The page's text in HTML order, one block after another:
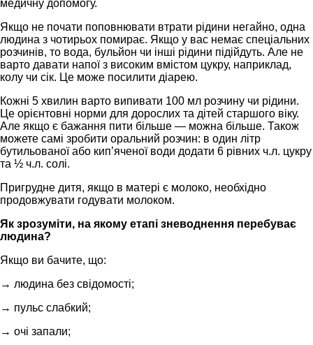
медичну допомогу.
Якщо не почати поповнювати втрати рідини негайно, одна
людина з чотирьох помирає. Якщо у вас немає спеціальних
розчинів, то вода, бульйон чи інші рідини підійдуть. Але не
варто давати напої з високим вмістом цукру, наприклад,
колу чи сік. Це може посилити діарею.
Кожні 5 хвилин варто випивати 100 мл розчину чи рідини.
Це орієнтовні норми для дорослих та дітей старшого віку.
Але якщо є бажання пити більше — можна більше. Також
можете самі зробити оральний розчин: в один літр
бутильованої або кип’яченої води додати 6 рівних ч.л. цукру
та ½ ч.л. солі.
Пригрудне дитя, якщо в матері є молоко, необхідно
продовжувати годувати молоком.
Як зрозуміти, на якому етапі зневоднення перебуває
людина?
Якщо ви бачите, що:
→ людина без свідомості;
→ пульс слабкий;
→ очі запали;